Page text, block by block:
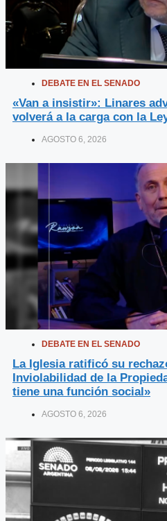
DEBATE EN EL SENADO
«Van a insistir»: Linares
volverá a la carga con la
AGOSTO 6, 2026
DEBATE EN EL SENADO
La Iglesia ratificó su
Inviolabilidad de la
tiene una función social»
AGOSTO 6, 2026